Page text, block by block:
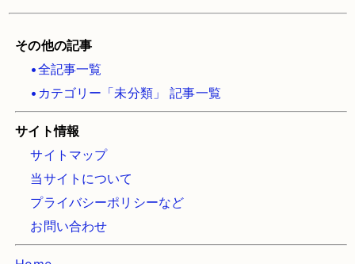
その他の記事
•全記事一覧
•カテゴリー「未分類」 記事一覧
サイト情報
サイトマップ
当サイトについて
プライバシーポリシーなど
お問い合わせ